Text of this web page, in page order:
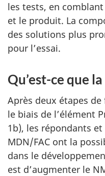
les tests, en
et le produit. La
des solutions plus
pour l’essai.
Qu’est-ce que
Après deux étapes
le biais de l’élément
1b), les répondants
MDN/FAC ont la
dans le
est d’augmenter le